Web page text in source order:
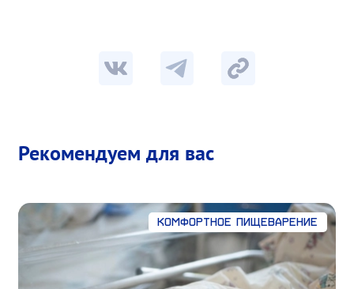
Рекомендуем для вас
Комфортное пищеварение